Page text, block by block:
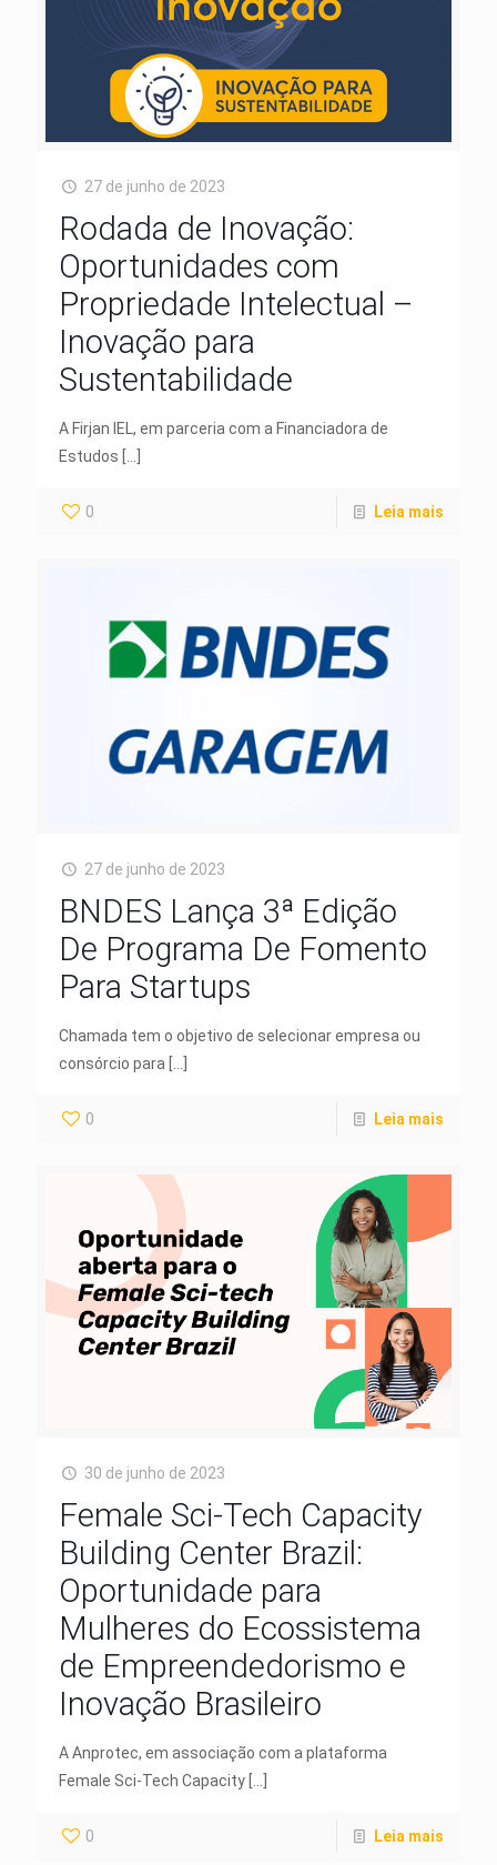
27 de junho de 2023
Rodada de Inovação:
Oportunidades com
Propriedade Intelectual –
Inovação para
Sustentabilidade
A Firjan IEL, em parceria com a Financiadora de
Estudos […]
0 Leia mais
27 de junho de 2023
BNDES Lança 3ª Edição
De Programa De Fomento
Para Startups
Chamada tem o objetivo de selecionar empresa ou
consórcio para
0 Leia mais
30 de junho de 2023
Female Sci-Tech Capacity
Building Center Brazil:
Oportunidade para
Mulheres do Ecossistema
de Empreendedorismo e
Inovação Brasileiro
A Anprotec, em associação com a plataforma
Female Sci-Tech Capacity
0 Leia mais